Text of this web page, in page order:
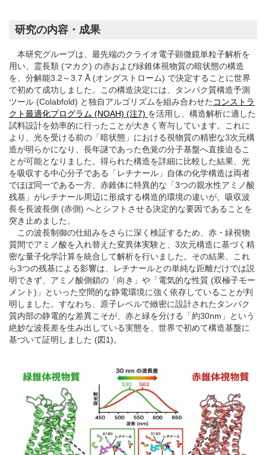
研究の内容・成果
本研究グループは、最先端のクライオ電子顕微鏡単粒子解析を
用い、霊長類 (マカク) の赤および緑錐体視物質の暗状態の構造
を、分解能3.2～3.7 Å (オングストローム) で決定することに世界
で初めて成功しました。この構造決定には、タンパク質構造予測
ツール (Colabfold) と独自アルゴリズムを組み合わせた コンストラ
クト最適化プログラム (NOAH) (注7) を活用し、構造解析に適した
試料設計を効率的に行ったことが大きく寄与しています。これに
より、光を受ける前の「暗状態」における視物質の精密な3次元構
造が明らかになり、長年謎であった色覚の分子基盤へ直接迫るこ
とが可能となりました。得られた構造を詳細に比較した結果、光
を吸収する中心分子である「レチナール」自体の化学構造は両者
でほぼ同一である一方、赤錐体に特異的な「3つの親水性アミノ酸
残基」がレチナール周辺に形成する構造的環境の違いが、吸収波
長を長波長側 (赤側) へとシフトさせる決定的な要因であることを
突き止めました。
この波長制御の仕組みをさらに深く検証するため、赤・緑視物
質間でアミノ酸を入れ替えた変異体実験と、3次元構造に基づく精
密な量子化学計算を統合して解析を行いました。その結果、これ
ら3つの残基による影響は、レチナールとの単純な距離だけでは説
明できず、アミノ酸側鎖の「向き」や「電気的な性質 (双極子モー
メント)」といった空間的な静電環境に強く依存していることが判
明しました。すなわち、原子レベルで緻密に設計されたタンパク
質内部の静電的な差異こそが、赤と緑を分ける「約30nm」という
絶妙な波長差を生み出している実態を、世界で初めて構造基盤に
基づいて証明しました (図1)。